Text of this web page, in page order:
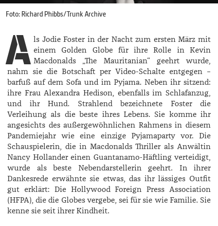
Foto: Richard Phibbs/Trunk Archive
A ls Jodie Foster in der Nacht zum ersten März mit
einem Golden Globe für ihre Rolle in Kevin
Macdonalds „The Mauritanian“ geehrt wurde,
nahm sie die Botschaft per Video-Schalte entgegen –
barfuß auf dem Sofa und im Pyjama. Neben ihr sitzend:
ihre Frau Alexandra Hedison, ebenfalls im Schlafanzug,
und ihr Hund. Strahlend bezeichnete Foster die
Verleihung als die beste ihres Lebens. Sie komme ihr
angesichts des außergewöhnlichen Rahmens in diesem
Pandemiejahr wie eine einzige Pyjamaparty vor. Die
Schauspielerin, die in Macdonalds Thriller als Anwältin
Nancy Hollander einen Guantanamo-Häftling verteidigt,
wurde als beste Nebendarstellerin geehrt. In ihrer
Dankesrede erwähnte sie etwas, das ihr lässiges Outfit
gut erklärt: Die Hollywood Foreign Press Association
(HFPA), die die Globes vergebe, sei für sie wie Familie. Sie
kenne sie seit ihrer Kindheit.